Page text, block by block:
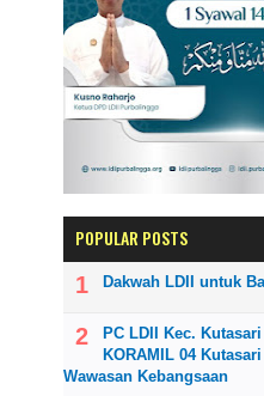
POPULAR POSTS
Dakwah LDII untuk
PC LDII Kec.
KORAMIL 04
Wawasan Kebangsaan